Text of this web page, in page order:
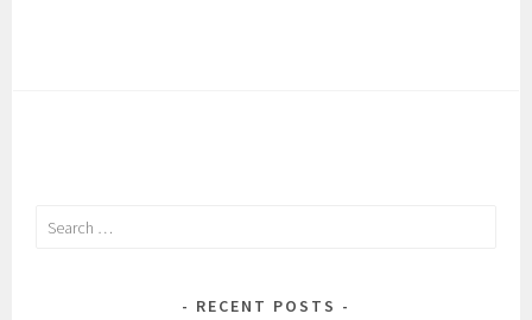
Search
RECENT POSTS